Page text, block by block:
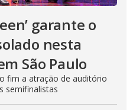
garante o
nesta
São Paulo
fim a atração de auditório
semifinalistas